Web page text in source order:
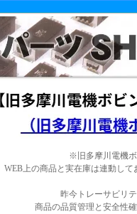
※旧多摩川電機
WEB上の商品と実在庫は連動し
昨今トレーサビリ
商品の品質管理と安全性